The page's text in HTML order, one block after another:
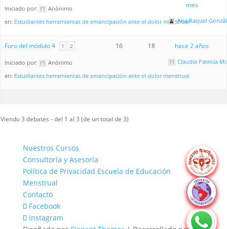
Iniciado por:
Anónimo
en: Estudiantes herramientas de emancipación ante el dolor menstrual
mes
Ana Raquel
Foro del módulo 4 1 2
Iniciado por:
Anónimo
en: Estudiantes herramientas de emancipación ante el dolor menstrual
16 18 hace 2 años
Claudia Patricia
Viendo 3 debates - del 1 al 3 (de un total de 3)
Nuestros Cursos
Consultoría y Asesoría
Política de Privacidad Escuela de Educación
Menstrual
Contacto
Facebook
Instagram